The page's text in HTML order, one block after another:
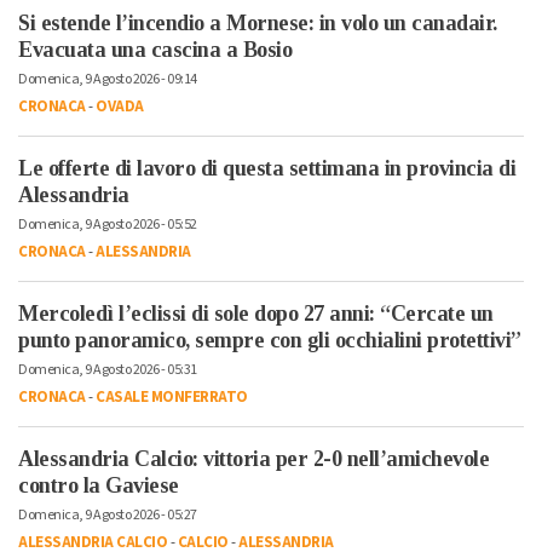
Si estende l’incendio a Mornese: in volo un canadair.
Evacuata una cascina a Bosio
Domenica, 9 Agosto 2026 - 09:14
CRONACA-OVADA
Le offerte di lavoro di questa settimana in provincia di
Alessandria
Domenica, 9 Agosto 2026 - 05:52
CRONACA-ALESSANDRIA
Mercoledì l’eclissi di sole dopo 27 anni: “Cercate un
punto panoramico, sempre con gli occhialini protettivi”
Domenica, 9 Agosto 2026 - 05:31
CRONACA-CASALE MONFERRATO
Alessandria Calcio: vittoria per 2-0 nell’amichevole
contro la Gaviese
Domenica, 9 Agosto 2026 - 05:27
ALESSANDRIA CALCIO-CALCIO-ALESSANDRIA